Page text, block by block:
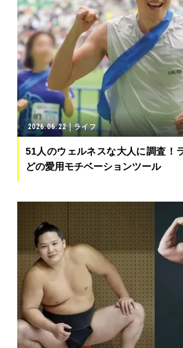
2026.06.22 ライフ
51人のウェルネスな大人に調査！
どの愛用モチベーションツール